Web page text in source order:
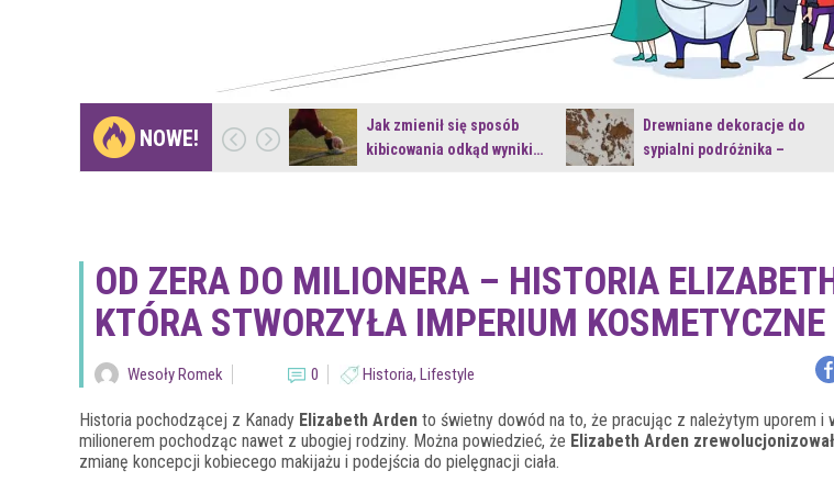
NOWE!
Gdzie pojechać na
weekend z naturą w…
Jak zmienił się sposób
kibicowania odkąd wyniki…
Drewniane dekoracje do
sypialni podróżnika –
OD ZERA DO MILIONERA – HISTORIA
KTÓRA STWORZYŁA IMPERIUM KOSMETYCZNE
Wesoły Romek 0 Historia, Lifestyle
Historia pochodzącej z Kanady Elizabeth Arden to świetny dowód na to, że pracując z należytym uporem i
milionerem pochodząc nawet z ubogiej rodziny. Można powiedzieć, że Elizabeth Arden
zmianę koncepcji kobiecego makijażu i podejścia do pielęgnacji ciała.